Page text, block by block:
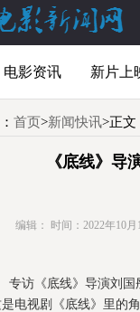
电影资讯 新片上
首页>新闻快讯>正文
《底线》导
编辑： 时间：2022年10月
访《底线》导演刘国
是电视剧《底线》里